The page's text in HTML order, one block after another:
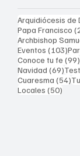
Arquidiócesis de
Papa Francisco
Archbishop
Eventos (103)
Conoce tu fe (99)
Navidad (69)69
Cuaresma (54)
Locales (50)